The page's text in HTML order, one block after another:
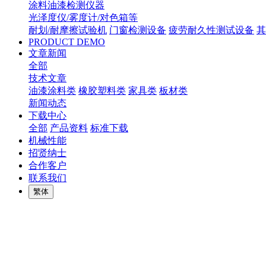
涂料油漆检测仪器
光泽度仪/雾度计/对色箱等
耐划/耐摩擦试验机 门窗检测设备 疲劳耐久性测试设备
PRODUCT DEMO
文章新闻
全部
技术文章
油漆涂料类 橡胶塑料类 家具类 板材类
新闻动态
下载中心
全部 产品资料 标准下载
机械性能
招贤纳士
合作客户
联系我们
繁体